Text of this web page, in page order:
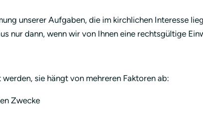
unserer Aufgaben, die im kirchlichen Interesse
nur dann, wenn wir von Ihnen eine rechtsgültige
sie hängt von mehreren Faktoren ab:
Zwecke